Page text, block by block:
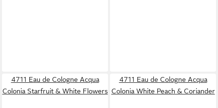
4711 Eau de Cologne Acqua
Colonia Starfruit & White Flowers
4711 Eau de Cologne Acqua
Colonia White Peach & Coriander